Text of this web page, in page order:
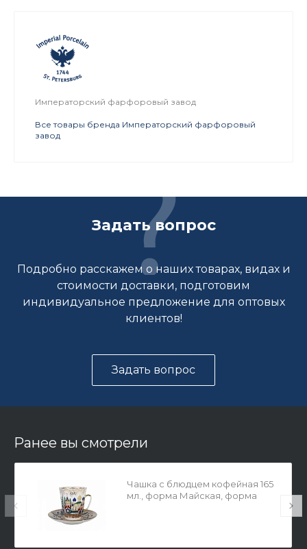
Императорский фарфоровый завод
Все товары бренда Императорский фарфоровый
завод
Задать вопрос
Подробно расскажем о наших товарах, видах и
стоимости доставки, подготовим
индивидуальное предложение для оптовых
клиентов!
Задать вопрос
Ранее вы смотрели
Чашка с блюдцем кофейная 165
мл., форма Майская, форма